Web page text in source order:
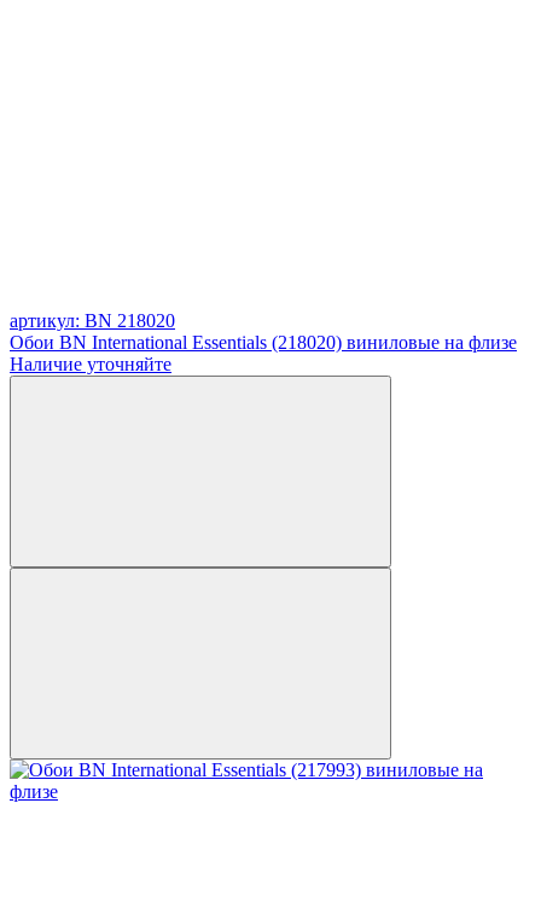
артикул: BN 218020
Обои BN International Essentials (218020) виниловые на флизе
Наличие уточняйте